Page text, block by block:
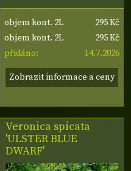
objem kont. 2L
295 Kč
objem kont. 2L
295 Kč
přidáno:
14.7.2026
Zobrazit informace a ceny
Veronica spicata
'ULSTER BLUE
DWARF'